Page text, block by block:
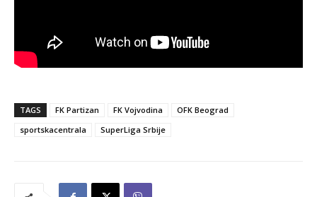
TAGS FK Partizan FK Vojvodina
OFK Beograd
sportskacentrala
SuperLiga Srbije